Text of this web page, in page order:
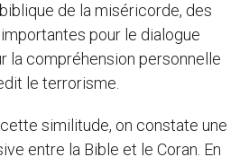
de la miséricorde, des
pour le dialogue
la compréhension personnelle
le terrorisme.
similitude, on constate une
entre la Bible et le Coran. En